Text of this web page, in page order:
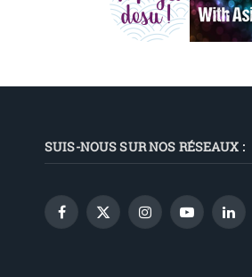
SUIS-NOUS SUR NOS RÉSEAUX :
Facebook
X
InstagramYouTube